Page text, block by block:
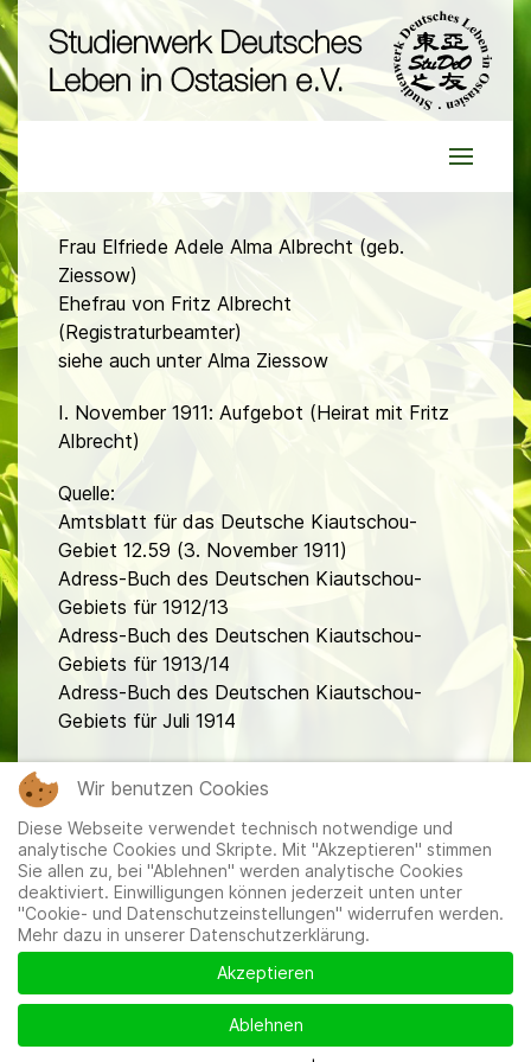
Frau Elfriede Adele Alma Albrecht (geb.
Ziessow)
Ehefrau von Fritz Albrecht
(Registraturbeamter)
siehe auch unter Alma Ziessow
I. November 1911: Aufgebot (Heirat mit Fritz
Albrecht)
Quelle:
Amtsblatt für das Deutsche Kiautschou-
Gebiet 12.59 (3. November 1911)
Adress-Buch des Deutschen Kiautschou-
Gebiets für 1912/13
Adress-Buch des Deutschen Kiautschou-
Gebiets für 1913/14
Adress-Buch des Deutschen Kiautschou-
Gebiets für Juli 1914
Mitglieder|Impressum|Datenschutzerklärung|Cookie-
und Datenschutzeinstellungen
Wir benutzen Cookies
Diese Webseite verwendet technisch notwendige und
analytische Cookies und Skripte. Mit "Akzeptieren" stimmen
Sie allen zu, bei "Ablehnen" werden analytische Cookies
deaktiviert. Einwilligungen können jederzeit unten unter
"Cookie- und Datenschutzeinstellungen" widerrufen werden.
Mehr dazu in unserer Datenschutzerklärung.
Akzeptieren
Ablehnen